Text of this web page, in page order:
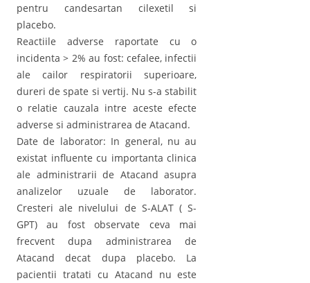
pentru candesartan cilexetil si
placebo.
Reactiile adverse raportate cu o
incidenta > 2% au fost: cefalee, infectii
ale cailor respiratorii superioare,
dureri de spate si vertij. Nu s-a stabilit
o relatie cauzala intre aceste efecte
adverse si administrarea de Atacand.
Date de laborator: In general, nu au
existat influente cu importanta clinica
ale administrarii de Atacand asupra
analizelor uzuale de laborator.
Cresteri ale nivelului de S-ALAT ( S-
GPT) au fost observate ceva mai
frecvent dupa administrarea de
Atacand decat dupa placebo. La
pacientii tratati cu Atacand nu este